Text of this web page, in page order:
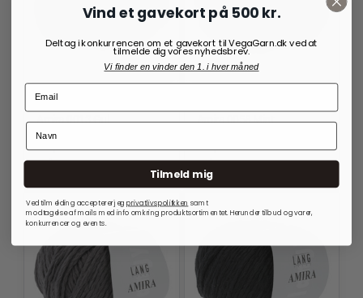
Amira 0013 Gul
69,00kr.
På lager
Amira 0058 Mint
69,00kr.
På lager
Vind et gavekort på 500 kr.
Deltag i konkurrencen om et gavekort til VegaGarn.dk ved at
tilmelde dig vores nyhedsbrev.
Vi finder en vinder den 1. i hver måned
Tilmeld mig
Ved tilmelding accepterer jegprivatlivspolitkken samt
modtagelse af mails med info omkring produktsortimentet. Herunder tilbud og varer,
konkurrencer og events.